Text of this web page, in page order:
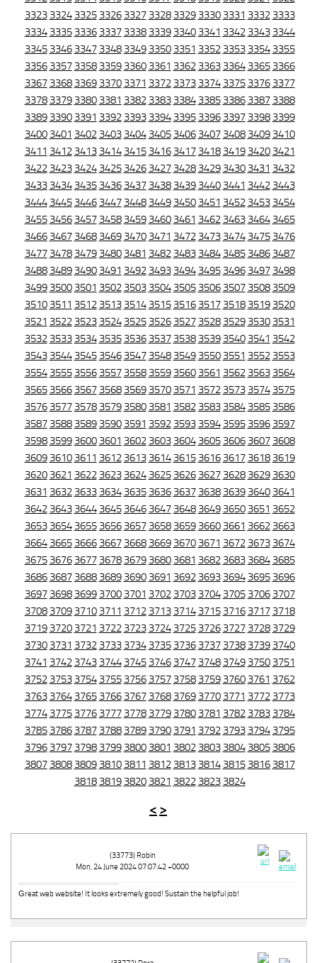
3323 3324 3325 3326 3327 3328 3329 3330 3331 3332 3333
3334 3335 3336 3337 3338 3339 3340 3341 3342 3343 3344
3345 3346 3347 3348 3349 3350 3351 3352 3353 3354 3355
3356 3357 3358 3359 3360 3361 3362 3363 3364 3365 3366
3367 3368 3369 3370 3371 3372 3373 3374 3375 3376 3377
3378 3379 3380 3381 3382 3383 3384 3385 3386 3387 3388
3389 3390 3391 3392 3393 3394 3395 3396 3397 3398 3399
3400 3401 3402 3403 3404 3405 3406 3407 3408 3409 3410
3411 3412 3413 3414 3415 3416 3417 3418 3419 3420 3421
3422 3423 3424 3425 3426 3427 3428 3429 3430 3431 3432
3433 3434 3435 3436 3437 3438 3439 3440 3441 3442 3443
3444 3445 3446 3447 3448 3449 3450 3451 3452 3453 3454
3455 3456 3457 3458 3459 3460 3461 3462 3463 3464 3465
3466 3467 3468 3469 3470 3471 3472 3473 3474 3475 3476
3477 3478 3479 3480 3481 3482 3483 3484 3485 3486 3487
3488 3489 3490 3491 3492 3493 3494 3495 3496 3497 3498
3499 3500 3501 3502 3503 3504 3505 3506 3507 3508 3509
3510 3511 3512 3513 3514 3515 3516 3517 3518 3519 3520
3521 3522 3523 3524 3525 3526 3527 3528 3529 3530 3531
3532 3533 3534 3535 3536 3537 3538 3539 3540 3541 3542
3543 3544 3545 3546 3547 3548 3549 3550 3551 3552 3553
3554 3555 3556 3557 3558 3559 3560 3561 3562 3563 3564
3565 3566 3567 3568 3569 3570 3571 3572 3573 3574 3575
3576 3577 3578 3579 3580 3581 3582 3583 3584 3585 3586
3587 3588 3589 3590 3591 3592 3593 3594 3595 3596 3597
3598 3599 3600 3601 3602 3603 3604 3605 3606 3607 3608
3609 3610 3611 3612 3613 3614 3615 3616 3617 3618 3619
3620 3621 3622 3623 3624 3625 3626 3627 3628 3629 3630
3631 3632 3633 3634 3635 3636 3637 3638 3639 3640 3641
3642 3643 3644 3645 3646 3647 3648 3649 3650 3651 3652
3653 3654 3655 3656 3657 3658 3659 3660 3661 3662 3663
3664 3665 3666 3667 3668 3669 3670 3671 3672 3673 3674
3675 3676 3677 3678 3679 3680 3681 3682 3683 3684 3685
3686 3687 3688 3689 3690 3691 3692 3693 3694 3695 3696
3697 3698 3699 3700 3701 3702 3703 3704 3705 3706 3707
3708 3709 3710 3711 3712 3713 3714 3715 3716 3717 3718
3719 3720 3721 3722 3723 3724 3725 3726 3727 3728 3729
3730 3731 3732 3733 3734 3735 3736 3737 3738 3739 3740
3741 3742 3743 3744 3745 3746 3747 3748 3749 3750 3751
3752 3753 3754 3755 3756 3757 3758 3759 3760 3761 3762
3763 3764 3765 3766 3767 3768 3769 3770 3771 3772 3773
3774 3775 3776 3777 3778 3779 3780 3781 3782 3783 3784
3785 3786 3787 3788 3789 3790 3791 3792 3793 3794 3795
3796 3797 3798 3799 3800 3801 3802 3803 3804 3805 3806
3807 3808 3809 3810 3811 3812 3813 3814 3815 3816 3817
3818 3819 3820 3821 3822 3823 3824
< >
(33773) Robin
Mon, 24 June 2024 07:07:42 +0000
Ԍreat web website! It looks extremely good! Sustain the helpful job!